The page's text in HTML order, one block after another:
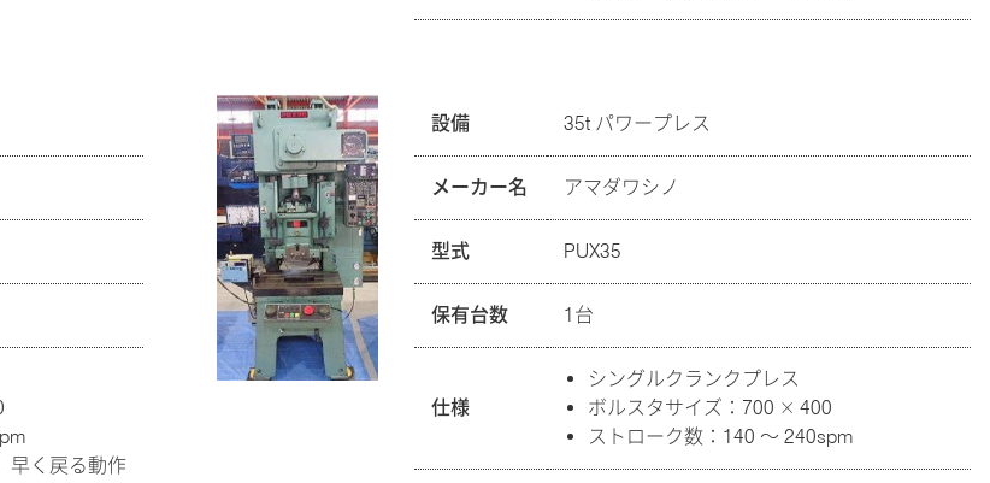
早く戻る動作
設備 35t パワープレス
メーカー名 アマダワシノ
型式 PUX35
保有台数 1台
仕様
シングルクランクプレス
ボルスタサイズ：700 × 400
ストローク数：140 ～ 240spm